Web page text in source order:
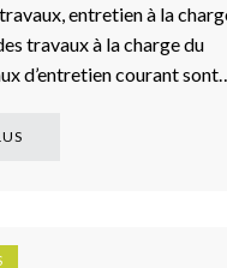
entretien à la
travaux à la charge du
d’entretien courant sont…